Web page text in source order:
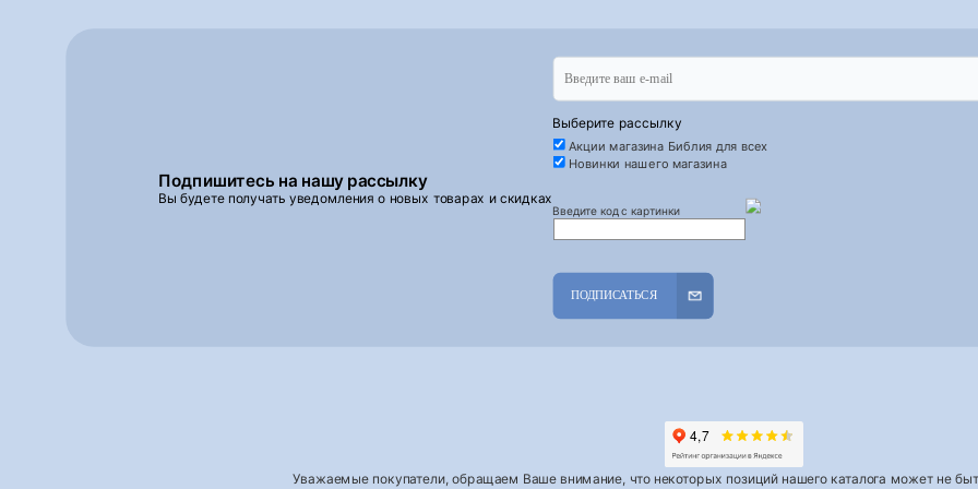
Подпишитесь на нашу рассылку
Вы будете получать уведомления о новых товарах и скидках
Выберите рассылку
Акции магазина Библия для всех
Новинки нашего магазина
Введите код с картинки
ПОДПИСАТЬСЯ
Уважаемые покупатели, обращаем Ваше внимание, что некоторых позиций нашего каталога может не